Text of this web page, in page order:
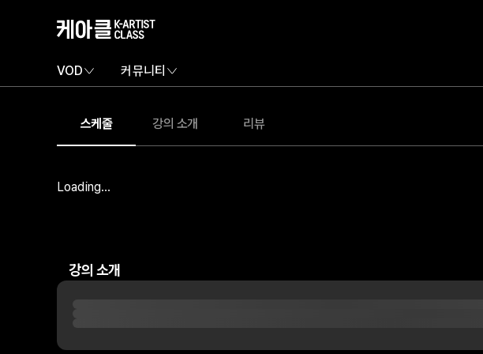
VOD 커뮤니티
스케줄 강의 소개 리뷰
Loading...
강의 소개